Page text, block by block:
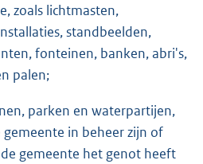
zoals lichtmasten,
standbeelden,
fonteinen, banken, abri's,
palen;
parken en waterpartijen,
gemeente in beheer zijn of
gemeente het genot heeft